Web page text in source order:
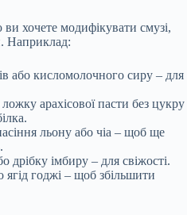
хочете модифікувати смузі,
Наприклад:
або кисломолочного сиру – для
арахісової пасти без цукру
льону або чіа – щоб ще
дрібку імбиру – для свіжості.
годжі – щоб збільшити